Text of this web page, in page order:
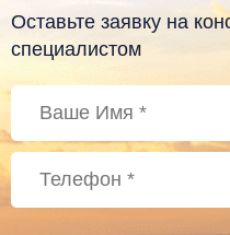
Оставьте заявку на
специалистом